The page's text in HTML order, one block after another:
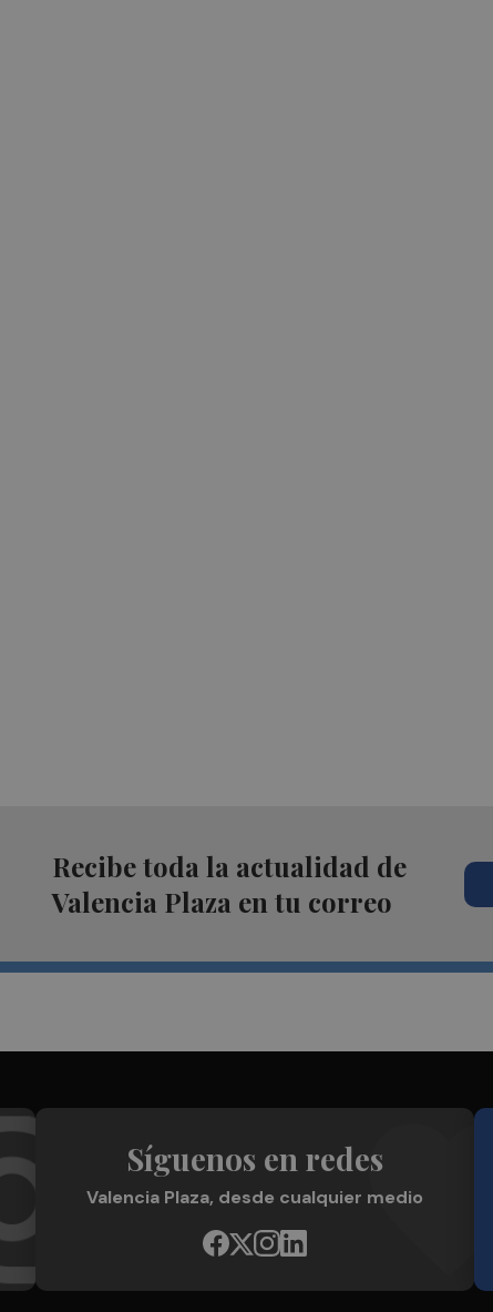
Recibe toda la actualidad de
Valencia Plaza en tu correo
Síguenos en redes
Valencia Plaza, desde cualquier medio